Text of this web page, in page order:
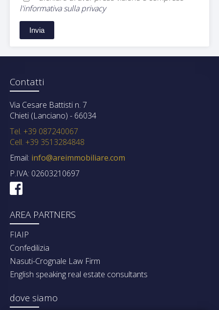
l'informativa sulla privacy
Contatti
Via Cesare Battisti n. 7
Chieti (Lanciano) - 66034
Tel. +39 087240067
Cell. +39 3513284848
Email: info@areimmobiliare.com
P.IVA: 02603210697
AREA PARTNERS
FIAIP
Confedilizia
Nasuti-Crognale Law Firm
English speaking real estate consultants
dove siamo